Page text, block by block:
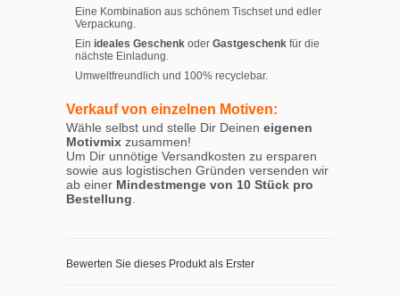
Eine Kombination aus schönem Tischset und edler
Verpackung.
Ein ideales Geschenk oder Gastgeschenk für die
nächste Einladung.
Umweltfreundlich und 100% recyclebar.
Verkauf von einzelnen Motiven:
Wähle selbst und stelle Dir Deinen eigenen
Motivmix zusammen!
Um Dir unnötige Versandkosten zu ersparen
sowie aus logistischen Gründen versenden wir
ab einer Mindestmenge von 10 Stück pro
Bestellung.
Bewerten Sie dieses Produkt als Erster